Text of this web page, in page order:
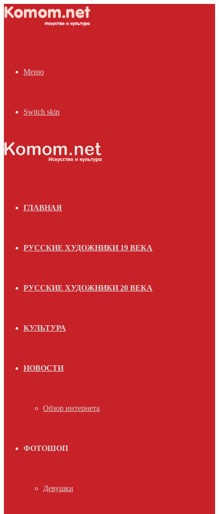
Меню
Switch skin
ГЛАВНАЯ
РУССКИЕ ХУДОЖНИКИ 19 ВЕКА
РУССКИЕ ХУДОЖНИКИ 20 ВЕКА
КУЛЬТУРА
НОВОСТИ
Обзор интернета
ФОТОШОП
Девушки